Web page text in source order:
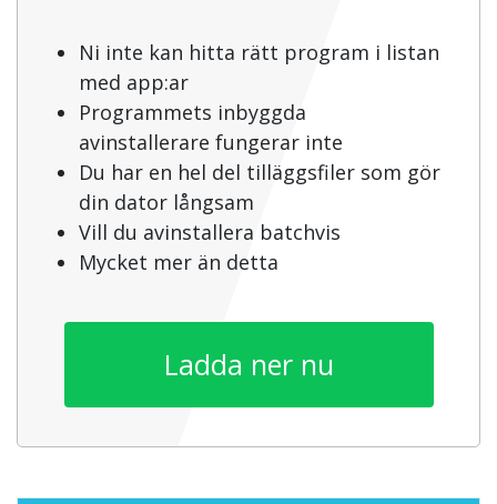
Ni inte kan hitta rätt program i listan
med app:ar
Programmets inbyggda
avinstallerare fungerar inte
Du har en hel del tilläggsfiler som gör
din dator långsam
Vill du avinstallera batchvis
Mycket mer än detta
Ladda ner nu